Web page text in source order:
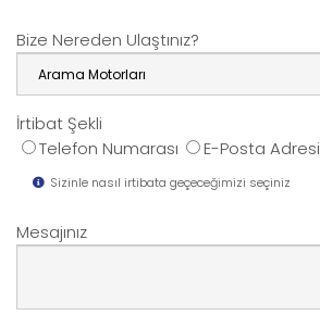
Bize Nereden Ulaştınız?
İrtibat Şekli
Telefon Numarası
E-Posta Adresi
Sizinle nasıl irtibata geçeceğimizi seçiniz
Mesajınız